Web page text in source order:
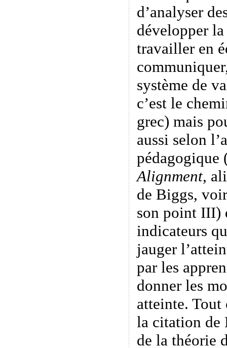
d’analyser
développer
travailler en
système de
c’est le
grec) mais
aussi selon
pédagogique
Alignment,
de Biggs,
son point III)
indicateurs
jauger
par les
donner les
atteinte. Tout
la citation de
de la théorie